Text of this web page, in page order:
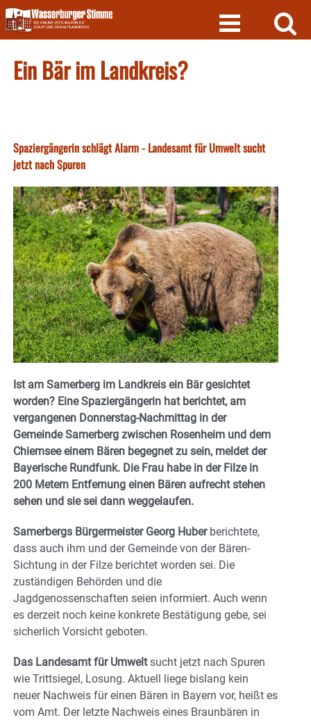
Skip
to
content
Ein Bär im Landkreis?
Spaziergängerin schlägt Alarm - Landesamt für Umwelt sucht
jetzt nach Spuren
Ist am Samerberg im Landkreis ein Bär gesichtet
worden? Eine Spaziergängerin hat berichtet, am
vergangenen Donnerstag-Nachmittag in der
Gemeinde Samerberg zwischen Rosenheim und dem
Chiemsee einem Bären begegnet zu sein, meldet der
Bayerische Rundfunk. Die Frau habe in der Filze in
200 Metern Entfernung einen Bären aufrecht stehen
sehen und sie sei dann weggelaufen.
Samerbergs Bürgermeister Georg Huberberichtete,
dass auch ihm und der Gemeinde von der Bären-
Sichtung in der Filze berichtet worden sei. Die
zuständigen Behörden und die
Jagdgenossenschaften seien informiert. Auch wenn
es derzeit noch keine konkrete Bestätigung gebe, sei
sicherlich Vorsicht geboten.
Das Landesamt für Umweltsucht jetzt nach Spuren
wie Trittsiegel, Losung. Aktuell liege bislang kein
neuer Nachweis für einen Bären in Bayern vor, heißt es
vom Amt. Der letzte Nachweis eines Braunbären in